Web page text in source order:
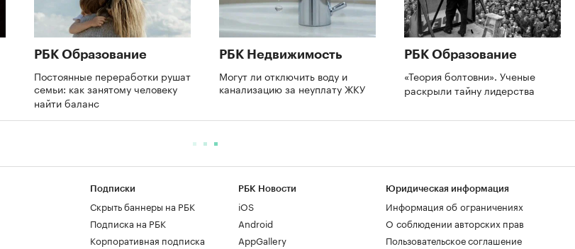
РБК Образование
Постоянные переработки рушат
семьи: как занятому человеку
найти баланс
РБК Недвижимость
Могут ли отключить воду и
канализацию за неуплату ЖКУ
РБК Образование
«Теория болтовни». Ученые
раскрыли тайну лидерства
Подписки
Скрыть баннеры на РБК
Подписка на РБК
Корпоративная подписка
РБК Новости
iOS
Android
AppGallery
Юридическая информация
Информация об ограничениях
О соблюдении авторских прав
Пользовательское соглашение